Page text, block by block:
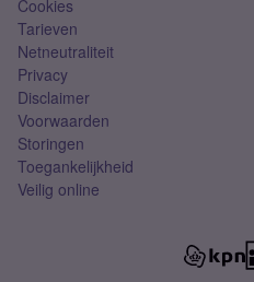
Cookies
Tarieven
Netneutraliteit
Privacy
Disclaimer
Voorwaarden
Storingen
Toegankelijkheid
Veilig online